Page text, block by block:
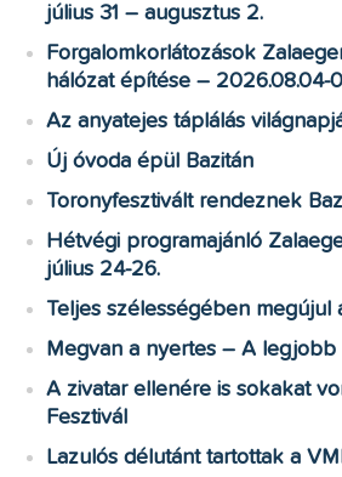
július 31 – augusztus 2.
Forgalomkorlátozások
hálózat építése – 2026.08.04-
Az anyatejes táplálás
Új óvoda épül Bazitán
Toronyfesztivált rendeznek
Hétvégi programajánló
július 24-26.
Teljes szélességében megújul
Megvan a nyertes – A legjobb
A zivatar ellenére is sokakat
Fesztivál
Lazulós délutánt tartottak a